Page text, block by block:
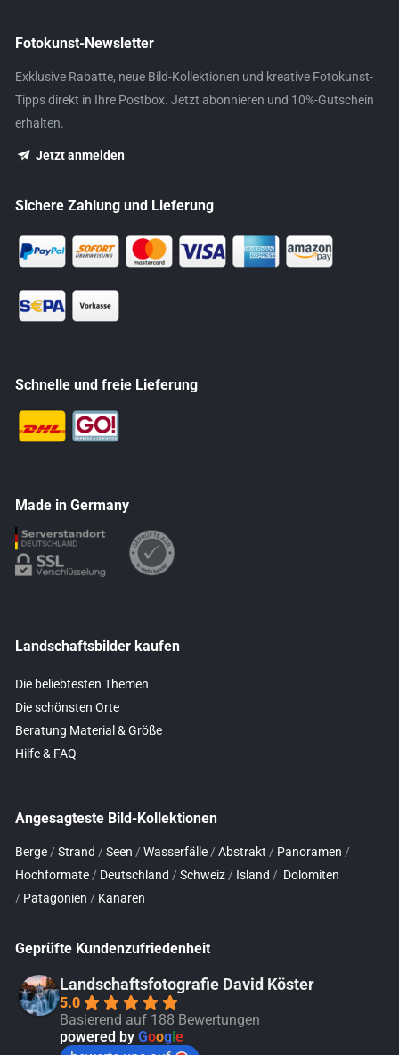
Fotokunst-Newsletter
Exklusive Rabatte, neue Bild-Kollektionen und kreative Fotokunst-
Tipps direkt in Ihre Postbox. Jetzt abonnieren und 10%-Gutschein
erhalten.
Jetzt anmelden
Sichere Zahlung und Lieferung
Schnelle und freie Lieferung
Made in Germany
Landschaftsbilder kaufen
Die beliebtesten Themen
Die schönsten Orte
Beratung Material & Größe
Hilfe & FAQ
Angesagteste Bild-Kollektionen
Berge / Strand / Seen / Wasserfälle / Abstrakt / Panoramen /
Hochformate / Deutschland / Schweiz / Island / Dolomiten
/ Patagonien / Kanaren
Geprüfte Kundenzufriedenheit
Landschaftsfotografie David Köster
5.0
Basierend auf 188 Bewertungen
powered by Google